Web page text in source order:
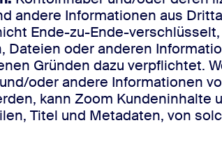
andere Informationen aus
Ende-zu-Ende-
oder anderen
Gründen dazu verpflichtet.
oder andere Informationen
kann Zoom Kundeninhalte
Titel und Metadaten, von